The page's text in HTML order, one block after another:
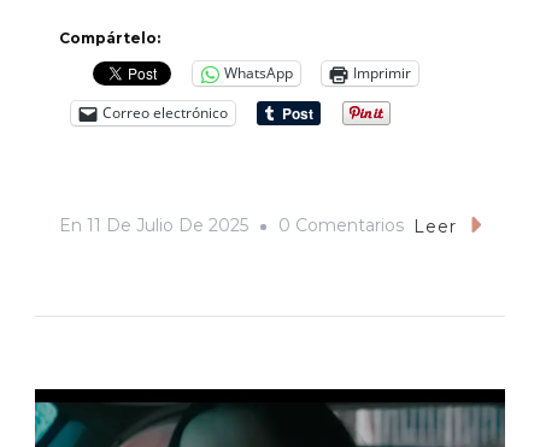
Compártelo:
WhatsApp
Imprimir
Correo electrónico
En 11 De Julio De 2025 0 ComentariosEn
Gloria
Efímera
Leer